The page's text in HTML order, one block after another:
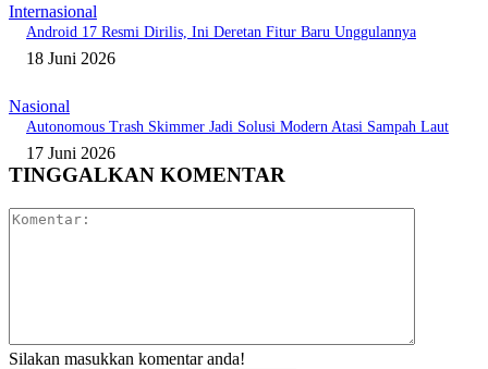
Internasional
Android 17 Resmi Dirilis, Ini Deretan Fitur Baru Unggulannya
18 Juni 2026
Nasional
Autonomous Trash Skimmer Jadi Solusi Modern Atasi Sampah Laut
17 Juni 2026
TINGGALKAN KOMENTAR
Silakan masukkan komentar anda!